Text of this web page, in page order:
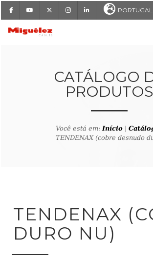
FacebookYoutube InstagramLinkedIn PORTUGAL
Miguélez Cabos
CATÁLOGO
PRODUTOS
Você está em:Início|
TENDENAX (cobre desnudo
ao buscador de
TENDENAX
DURO NU)